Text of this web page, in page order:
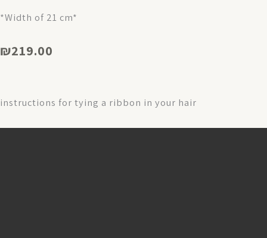
*Width of 21 cm*
₪219.00
instructions for tying a ribbon in your hair